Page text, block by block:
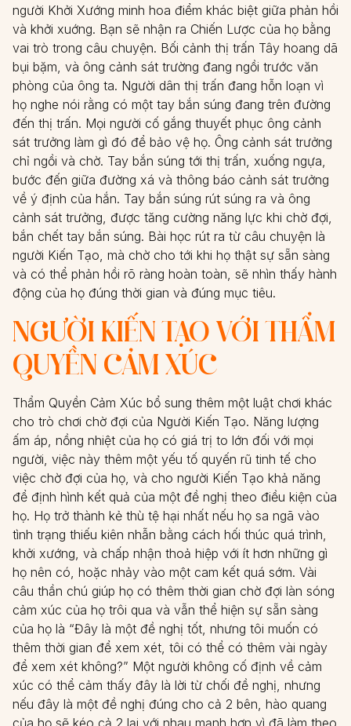
người Khởi Xướng minh hoa điểm khác biệt giữa phản hồi
và khởi xuớng. Bạn sẽ nhận ra Chiến Lược của họ bằng
vai trò trong câu chuyện. Bối cảnh thị trấn Tây hoang dã
bụi bặm, và ông cảnh sát trường đang ngồi trước văn
phòng của ông ta. Người dân thị trấn đang hỗn loạn vì
họ nghe nói rằng có một tay bắn súng đang trên đường
đến thị trấn. Mọi người cố gắng thuyết phục ông cảnh
sát trưởng làm gì đó để bảo vệ họ. Ông cảnh sát trưởng
chỉ ngồi và chờ. Tay bắn súng tới thị trấn, xuống ngựa,
bước đến giữa đường xá và thông báo cảnh sát trưởng
về ý định của hắn. Tay bắn súng rút súng ra và ông
cảnh sát trưởng, được tăng cường năng lực khi chờ đợi,
bắn chết tay bắn súng. Bài học rút ra từ câu chuyện là
người Kiến Tạo, mà chờ cho tới khi họ thật sự sẵn sàng
và có thể phản hồi rõ ràng hoàn toàn, sẽ nhìn thấy hành
động của họ đúng thời gian và đúng mục tiêu.
NGƯỜI KIẾN TẠO VỚI THẨM
QUYỀN CẢM XÚC
Thẩm Quyền Cảm Xúc bổ sung thêm một luật chơi khác
cho trò chơi chờ đợi của Người Kiến Tạo. Năng lượng
ấm áp, nồng nhiệt của họ có giá trị to lớn đối với mọi
người, việc này thêm một yếu tố quyến rũ tinh tế cho
việc chờ đợi của họ, và cho người Kiến Tạo khả năng
để định hình kết quả của một đề nghị theo điều kiện của
họ. Họ trở thành kẻ thù tệ hại nhất nếu họ sa ngã vào
tình trạng thiếu kiên nhẫn bằng cách hối thúc quá trình,
khởi xướng, và chấp nhận thoả hiệp với ít hơn những gì
họ nên có, hoặc nhảy vào một cam kết quá sớm. Vài
câu thần chú giúp họ có thêm thời gian chờ đợi làn sóng
cảm xúc của họ trôi qua và vẫn thể hiện sự sẵn sàng
của họ là “Đây là một đề nghị tốt, nhưng tôi muốn có
thêm thời gian để xem xét, tôi có thể có thêm vài ngày
để xem xét không?” Một người không cố định về cảm
xúc có thể cảm thấy đây là lời từ chối đề nghị, nhưng
nếu đây là một đề nghị đúng cho cả 2 bên, hào quang
của họ sẽ kéo cả 2 lại với nhau mạnh hơn vì đã làm theo